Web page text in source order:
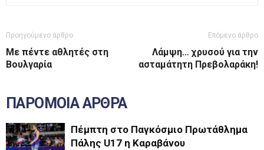
Προηγούμενο άρθρο
Με πέντε αθλητές στη
Βουλγαρία
Επόμενο άρθρο
Λάμψη… χρυσού για την
ασταμάτητη Πρεβολαράκη!
ΠΑΡΟΜΟΙΑ ΑΡΘΡΑ
Πέμπτη στο Παγκόσμιο Πρωτάθλημα
Πάλης U17 η Καραβάνου